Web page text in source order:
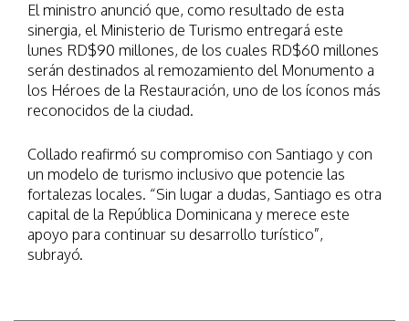
El ministro anunció que, como resultado de esta
sinergia, el Ministerio de Turismo entregará este
lunes RD$90 millones, de los cuales RD$60 millones
serán destinados al remozamiento del Monumento a
los Héroes de la Restauración, uno de los íconos más
reconocidos de la ciudad.
Collado reafirmó su compromiso con Santiago y con
un modelo de turismo inclusivo que potencie las
fortalezas locales. “Sin lugar a dudas, Santiago es otra
capital de la República Dominicana y merece este
apoyo para continuar su desarrollo turístico”,
subrayó.